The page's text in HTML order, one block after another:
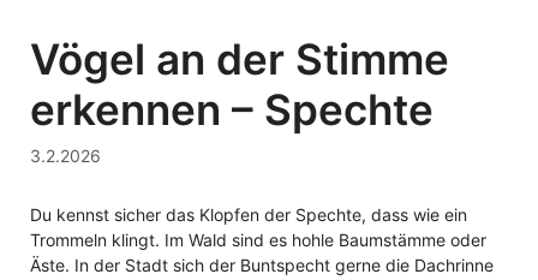
Vögel an der Stimme
erkennen – Spechte
3.2.2026
Du kennst sicher das Klopfen der Spechte, dass wie ein
Trommeln klingt. Im Wald sind es hohle Baumstämme oder
Äste. In der Stadt sich der Buntspecht gerne die Dachrinne